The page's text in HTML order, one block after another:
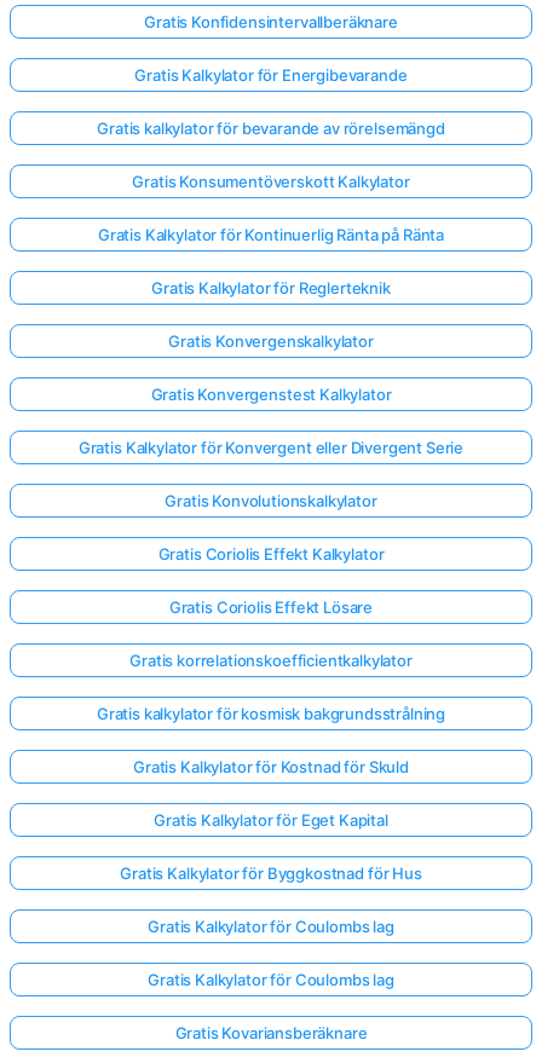
Gratis Konfidensintervallberäknare
Gratis Kalkylator för Energibevarande
Gratis kalkylator för bevarande av rörelsemängd
Gratis Konsumentöverskott Kalkylator
Gratis Kalkylator för Kontinuerlig Ränta på Ränta
Gratis Kalkylator för Reglerteknik
Gratis Konvergenskalkylator
Gratis Konvergenstest Kalkylator
Gratis Kalkylator för Konvergent eller Divergent Serie
Gratis Konvolutionskalkylator
Gratis Coriolis Effekt Kalkylator
Gratis Coriolis Effekt Lösare
Gratis korrelationskoefficientkalkylator
Gratis kalkylator för kosmisk bakgrundsstrålning
Gratis Kalkylator för Kostnad för Skuld
Gratis Kalkylator för Eget Kapital
Gratis Kalkylator för Byggkostnad för Hus
Gratis Kalkylator för Coulombs lag
Gratis Kalkylator för Coulombs lag
Gratis Kovariansberäknare